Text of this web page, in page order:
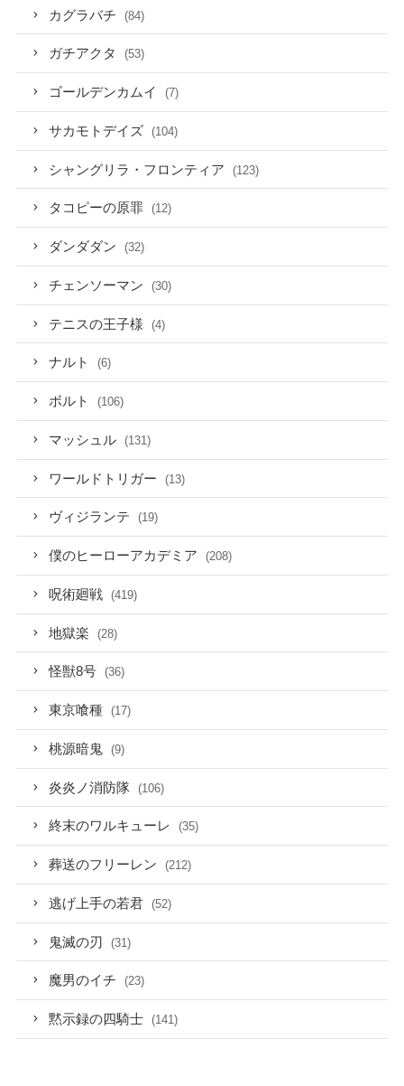
カグラバチ (84)
ガチアクタ (53)
ゴールデンカムイ (7)
サカモトデイズ (104)
シャングリラ・フロンティア (123)
タコピーの原罪 (12)
ダンダダン (32)
チェンソーマン (30)
テニスの王子様 (4)
ナルト (6)
ボルト (106)
マッシュル (131)
ワールドトリガー (13)
ヴィジランテ (19)
僕のヒーローアカデミア (208)
呪術廻戦 (419)
地獄楽 (28)
怪獣8号 (36)
東京喰種 (17)
桃源暗鬼 (9)
炎炎ノ消防隊 (106)
終末のワルキューレ (35)
葬送のフリーレン (212)
逃げ上手の若君 (52)
鬼滅の刃 (31)
魔男のイチ (23)
黙示録の四騎士 (141)